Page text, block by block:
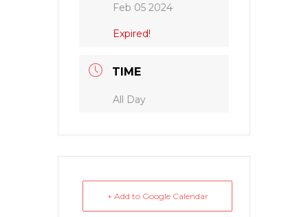
Feb 05 2024
Expired!
TIME
All Day
+ Add to Google Calendar